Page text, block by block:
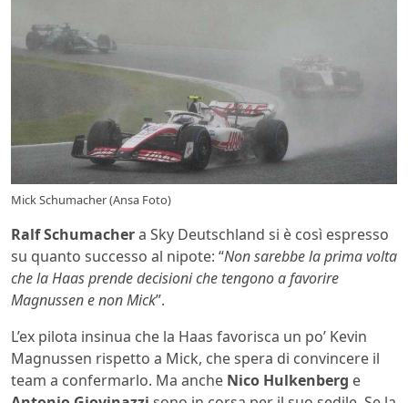
Mick Schumacher (Ansa Foto)
Ralf Schumachera Sky Deutschland si è così espresso
su quanto successo al nipote: “Non sarebbe la prima volta
che la Haas prende decisioni che tengono a favorire
Magnussen e non Mick”.
L’ex pilota insinua che la Haas favorisca un po’ Kevin
Magnussen rispetto a Mick, che spera di convincere il
team a confermarlo. Ma anche Nico Hulkenberg e